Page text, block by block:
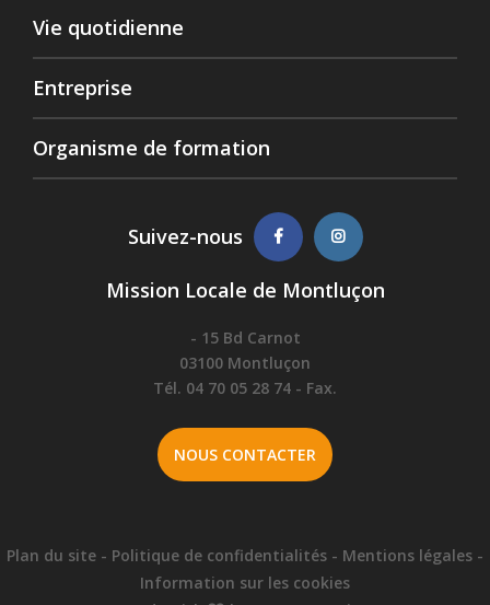
Vie quotidienne
Entreprise
Organisme de formation
Suivez-nous
Mission Locale de Montluçon
- 15 Bd Carnot
03100 Montluçon
Tél. 04 70 05 28 74 - Fax.
NOUS CONTACTER
Plan du site - Politique de confidentialités - Mentions légales -
Information sur les cookies